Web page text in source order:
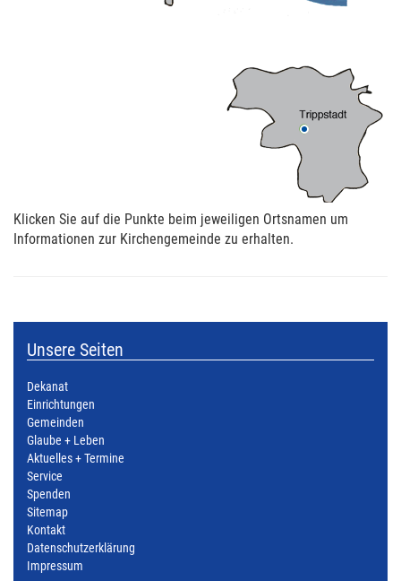
Klicken Sie auf die Punkte beim jeweiligen Ortsnamen um
Informationen zur Kirchengemeinde zu erhalten.
Unsere Seiten
Dekanat
Einrichtungen
Gemeinden
Glaube + Leben
Aktuelles + Termine
Service
Spenden
Sitemap
Kontakt
Datenschutzerklärung
Impressum